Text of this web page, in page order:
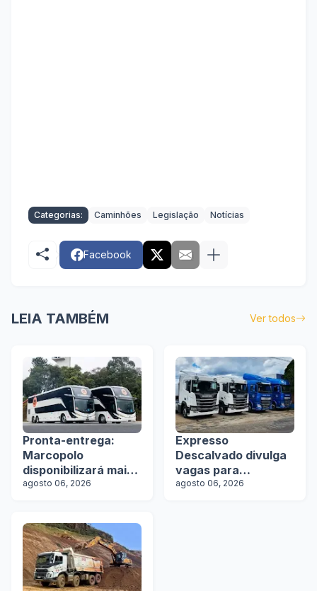
Categorias: Caminhões Legislação Notícias
Facebook
LEIA TAMBÉM Ver todos
Pronta-entrega:
Marcopolo
disponibilizará mais
de 100 ônibus para
agosto 06, 2026
Expresso
Descalvado divulga
vagas para
motoristas
agosto 06, 2026